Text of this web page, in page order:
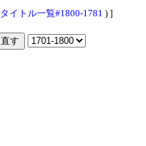
タイトル一覧#1800-1781 ) ]